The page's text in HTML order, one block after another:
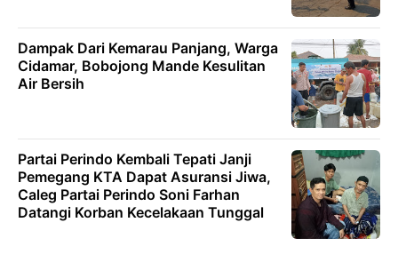
Dampak Dari Kemarau Panjang, Warga
Cidamar, Bobojong Mande Kesulitan
Air Bersih
Partai Perindo Kembali Tepati Janji
Pemegang KTA Dapat Asuransi Jiwa,
Caleg Partai Perindo Soni Farhan
Datangi Korban Kecelakaan Tunggal